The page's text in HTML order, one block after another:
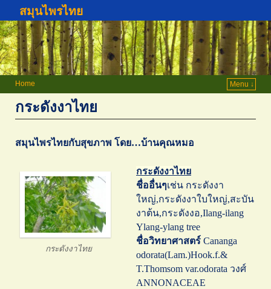
สมุนไพรไทย
Home Menu ↓
กระดังงาไทย
สมุนไพรไทยกับสุขภาพ โดย…บ้านคุณหมอ
กระดังงาไทย
กระดังงาไทย
ชื่ออื่นๆเช่น กระดังงา
ใหญ่,กระดังงาใบใหญ่,สะบัน
งาต้น,กระดังงอ,Ilang-ilang
Ylang-ylang tree
ชื่อวิทยาศาสตร์ Cananga
odorata(Lam.)Hook.f.&
T.Thomsom var.odorata วงศ์
ANNONACEAE